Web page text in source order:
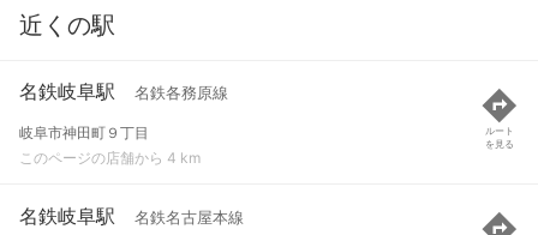
近くの駅
名鉄岐阜駅 名鉄各務原線
岐阜市神田町９丁目
このページの店舗から 4 km
ルート
を見る
名鉄岐阜駅 名鉄名古屋本線